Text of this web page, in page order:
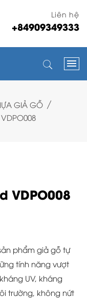
Liên hệ
+84909349333
GIẢ GỖ
VDPO008
phẩm giả gỗ tự
tính năng vượt
UV, kháng
trường, không nứt